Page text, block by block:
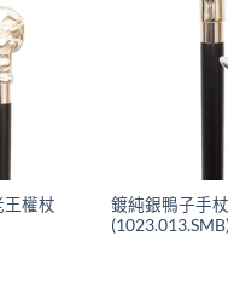
權杖
鍍純銀鴨子手